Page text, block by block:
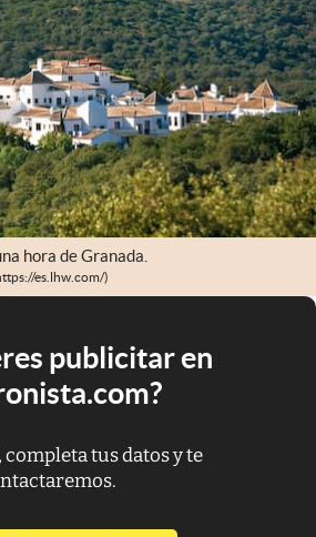
hora de Granada.
es.lhw.com/)
publicitar en
completa tus datos y te